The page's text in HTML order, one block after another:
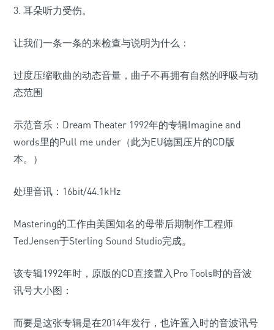
3. 耳朵听力受伤。
让我们一条一条的来检查与说明为什么：
过度压缩歌曲的动态音量，曲子不再拥有自然的呼吸与动
态范围
示范音乐：Dream Theater 1992年的专辑Imagine and
words里的Pull me under（此为EU德国压片的CD版
本。）
处理音讯：16bit/44.1kHz
Mastering的工作由美国知名的母带后期制作工程师
TedJensen于Sterling Sound Studio完成。
该专辑1992年时，原版的CD直接置入Pro Tools时的音波
讯号大小图：
而要是这张专辑是在2014年发行，也许置入时的音波讯号